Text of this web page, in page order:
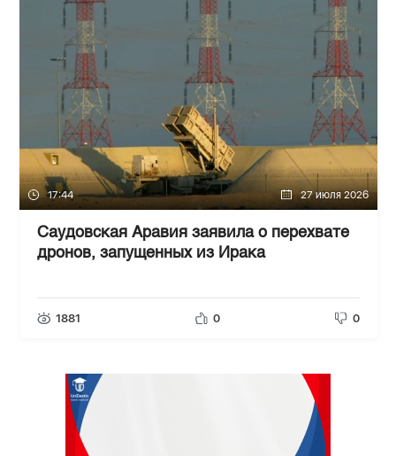
17:44 27 июля 2026
Саудовская Аравия заявила о перехвате
дронов, запущенных из Ирака
1881 0 0